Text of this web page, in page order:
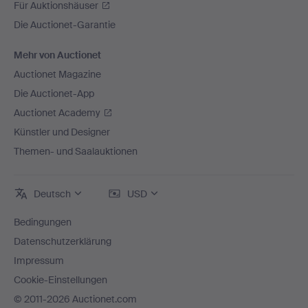
Für Auktionshäuser
Die Auctionet-Garantie
Mehr von Auctionet
Auctionet Magazine
Die Auctionet-App
Auctionet Academy
Künstler und Designer
Themen- und Saalauktionen
Deutsch USD
Bedingungen
Datenschutzerklärung
Impressum
Cookie-Einstellungen
© 2011-2026 Auctionet.com